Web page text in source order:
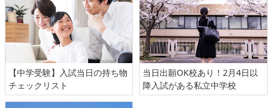
【中学受験】入試当日の持ち物
チェックリスト
当日出願OK校あり！2月4日以
降入試がある私立中学校